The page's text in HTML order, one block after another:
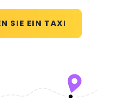
SIE EIN TAXI